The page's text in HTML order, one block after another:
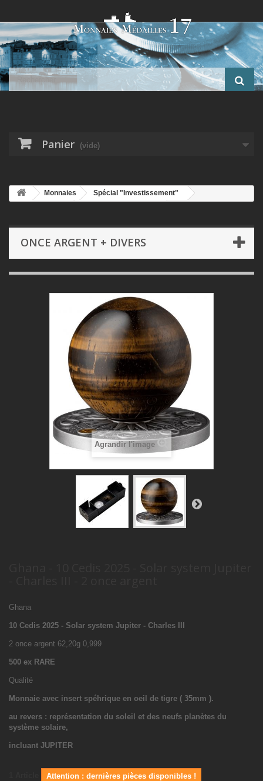
Panier (vide)
Monnaies
Spécial "Investissement"
ONCE ARGENT + DIVERS
Agrandir l'image
Ghana
10 Cedis 2025 - Solar system Jupiter - Charles III
2 once argent 62,20g 0,999
500 ex RARE
Qualité
Monnaie avec insert spéhrique en oeil de tigre ( 35mm ).
au revers : représentation du soleil et des neufs planètes du
système solaire,
incluant JUPITER
Attention : dernières pièces disponibles !